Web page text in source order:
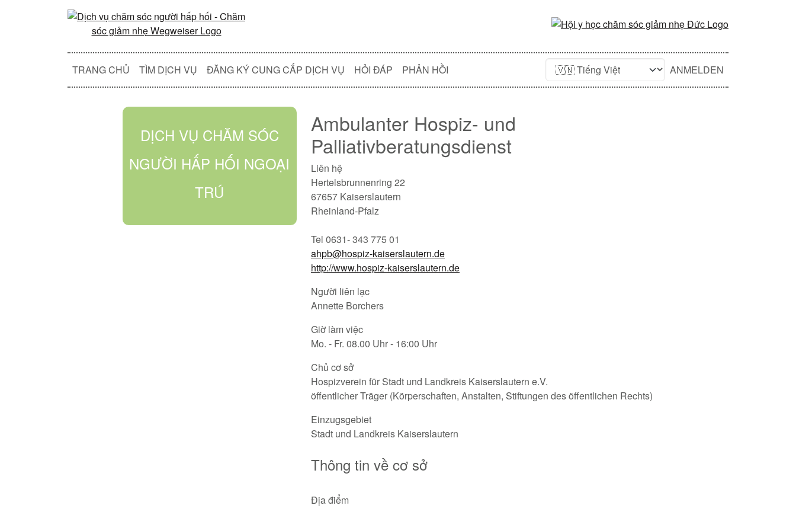
TRANG CHỦ TÌM DỊCH VỤ ĐĂNG KÝ CUNG CẤP DỊCH VỤ HỎI ĐÁP PHẢN HỒI ANMELDEN
DỊCH VỤ CHĂM SÓC
NGƯỜI HẤP HỐI NGOẠI
TRÚ
Ambulanter Hospiz- und
Palliativberatungsdienst
Liên hệ
Hertelsbrunnenring 22
67657 Kaiserslautern
Rheinland-Pfalz
Tel 0631- 343 775 01
ahpb@hospiz-kaiserslautern.de
http://www.hospiz-kaiserslautern.de
Người liên lạc
Annette Borchers
Giờ làm việc
Mo. - Fr. 08.00 Uhr - 16:00 Uhr
Chủ cơ sở
Hospizverein für Stadt und Landkreis Kaiserslautern e.V.
öffentlicher Träger (Körperschaften, Anstalten, Stiftungen des öffentlichen Rechts)
Einzugsgebiet
Stadt und Landkreis Kaiserslautern
Thông tin về cơ sở
Địa điểm